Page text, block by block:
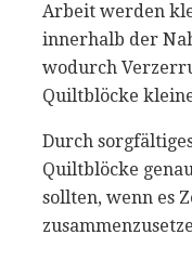
Arbeit werden
innerhalb der
wodurch
Quiltblöcke
Durch
Quiltblöcke
sollten, wenn es